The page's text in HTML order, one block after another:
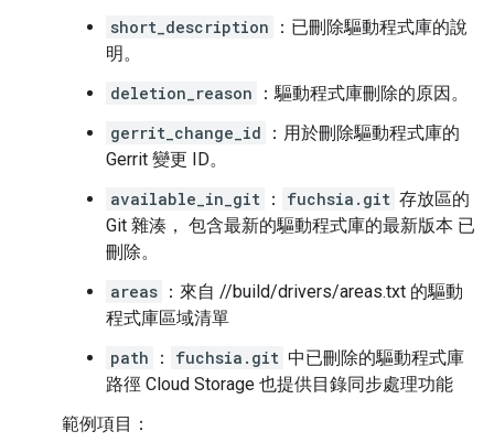
short_description
：已刪除驅動程式庫的說
明。
deletion_reason
：驅動程式庫刪除的原因。
gerrit_change_id
：用於刪除驅動程式庫的
Gerrit 變更 ID。
available_in_git ： fuchsia.git 存放區的
Git 雜湊， 包含最新的驅動程式庫的最新版本 已
刪除。
areas ：來自 //build/drivers/areas.txt 的驅動
程式庫區域清單
path
： fuchsia.git 中已刪除的驅動程式庫
路徑 Cloud Storage 也提供目錄同步處理功能
範例項目：